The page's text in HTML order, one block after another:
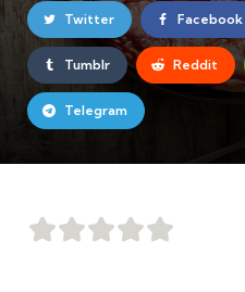
Twitter Facebook
Tumblr Reddit
Telegram